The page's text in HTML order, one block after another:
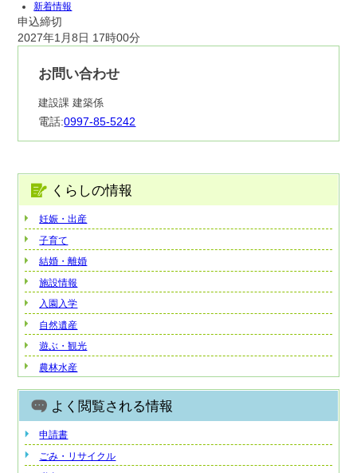
新着情報
申込締切
2027年1月8日 17時00分
お問い合わせ
建設課 建築係
電話:0997-85-5242
くらしの情報
妊娠・出産
子育て
結婚・離婚
施設情報
入園入学
自然遺産
遊ぶ・観光
農林水産
よく閲覧される情報
申請書
ごみ・リサイクル